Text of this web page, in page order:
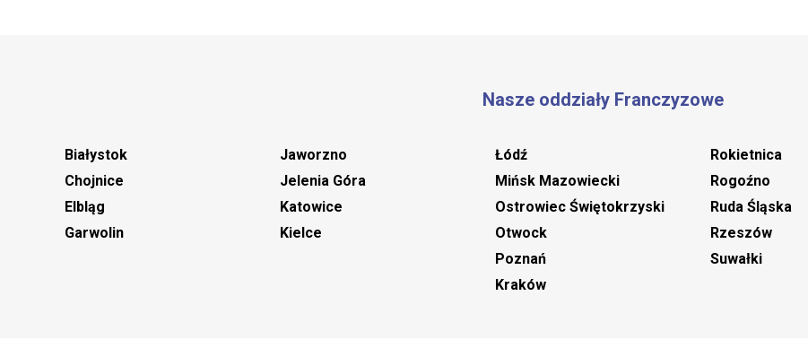
Nasze oddziały Franczyzowe
Białystok
Chojnice
Elbląg
Garwolin
Jaworzno
Jelenia Góra
Katowice
Kielce
Łódź
Mińsk Mazowiecki
Ostrowiec Świętokrzyski
Otwock
Poznań
Kraków
Rokietnica
Rogoźno
Ruda Śląska
Rzeszów
Suwałki